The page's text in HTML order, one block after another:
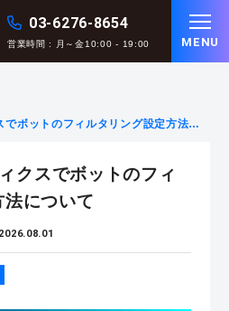
03-6276-8654
営業時間 : 月～金10:00 - 19:00 MENU
ボットのフィルタリング設定方法に
クスでボットのフィ
について
2026.08.01